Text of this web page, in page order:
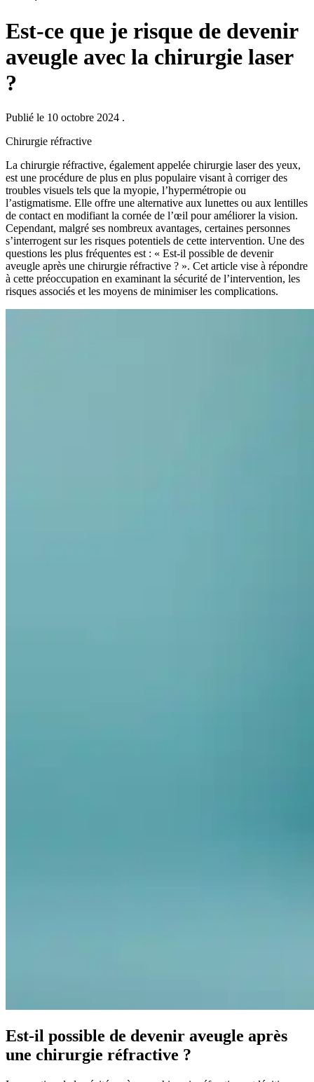
Est-ce que je risque de devenir
aveugle avec la chirurgie laser
?
Publié le 10 octobre 2024 .
Chirurgie réfractive
La chirurgie réfractive, également appelée chirurgie laser des yeux,
est une procédure de plus en plus populaire visant à corriger des
troubles visuels tels que la myopie, l’hypermétropie ou
l’astigmatisme. Elle offre une alternative aux lunettes ou aux lentilles
de contact en modifiant la cornée de l’œil pour améliorer la vision.
Cependant, malgré ses nombreux avantages, certaines personnes
s’interrogent sur les risques potentiels de cette intervention. Une des
questions les plus fréquentes est : « Est-il possible de devenir
aveugle après une chirurgie réfractive ? ». Cet article vise à répondre
à cette préoccupation en examinant la sécurité de l’intervention, les
risques associés et les moyens de minimiser les complications.
Est-il possible de devenir aveugle après
une chirurgie réfractive ?